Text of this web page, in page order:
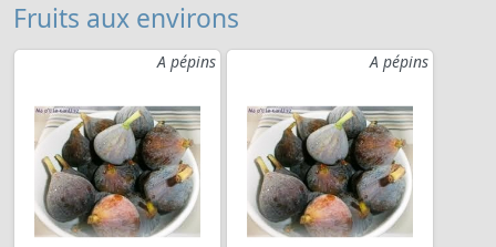
Fruits aux environs
A pépins A pépins